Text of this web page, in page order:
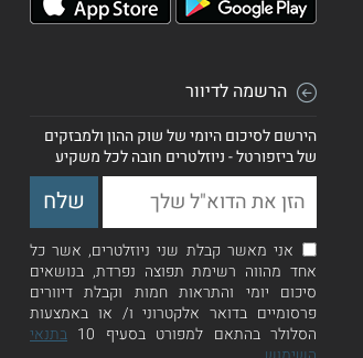
הרשמה לדיוור
הירשם לסיכום היומי של שוק ההון ולמבזקים
של ביזפורטל - ניוזלטרים חובה לכל משקיע
אני מאשר קבלת שני ניוזלטרים, אשר כל
אחד מהווה רשימת תפוצה נפרדת, בנושאים
סיכום יומי והתראות חמות וקבלת דיוורים
פרסומיים בדואר אלקטרוני ו/ או באמצעות
הסלולר בהתאם למפורט בסעיף 10
בתנאי